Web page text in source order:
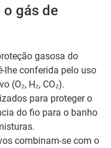
gás de
gasosa do
lhe conferida pelo uso
(O₂, H₂, CO₂).
para proteger o
do fio para o banho
combinam-se com o